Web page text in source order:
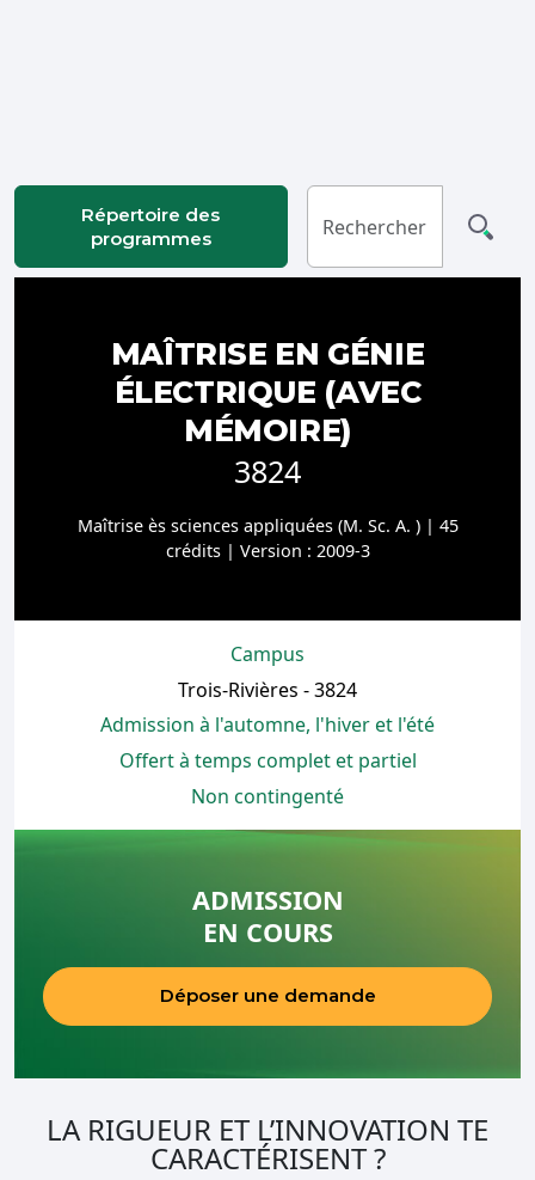
Répertoire des
programmes
MAÎTRISE EN GÉNIE
ÉLECTRIQUE (AVEC
MÉMOIRE)
3824
Maîtrise ès sciences appliquées (M. Sc. A. ) | 45
crédits | Version : 2009-3
Campus
Trois-Rivières - 3824
Admission à l'automne, l'hiver et l'été
Offert à temps complet et partiel
Non contingenté
ADMISSION
EN COURS
Déposer une demande
LA RIGUEUR ET L’INNOVATION TE
CARACTÉRISENT ?